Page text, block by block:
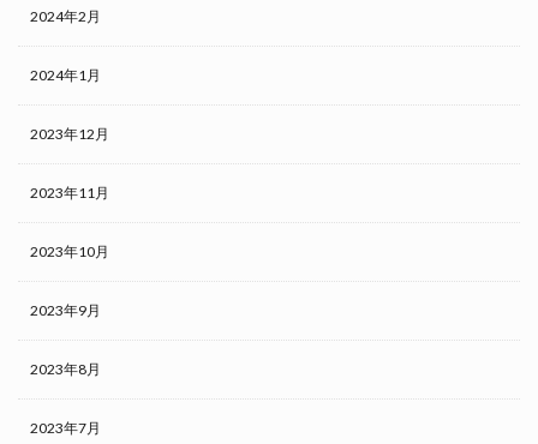
2024年2月
2024年1月
2023年12月
2023年11月
2023年10月
2023年9月
2023年8月
2023年7月